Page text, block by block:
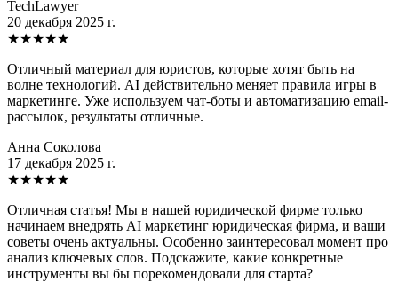
TechLawyer
20 декабря 2025 г.
★★★★★
Отличный материал для юристов, которые хотят быть на
волне технологий. AI действительно меняет правила игры в
маркетинге. Уже используем чат-боты и автоматизацию email-
рассылок, результаты отличные.
Анна Соколова
17 декабря 2025 г.
★★★★★
Отличная статья! Мы в нашей юридической фирме только
начинаем внедрять AI маркетинг юридическая фирма, и ваши
советы очень актуальны. Особенно заинтересовал момент про
анализ ключевых слов. Подскажите, какие конкретные
инструменты вы бы порекомендовали для старта?